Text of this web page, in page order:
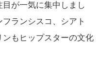
が一気に集中しまし
ランシスコ、シアト
もヒップスターの文化